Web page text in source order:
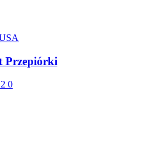
Przepiórki
0